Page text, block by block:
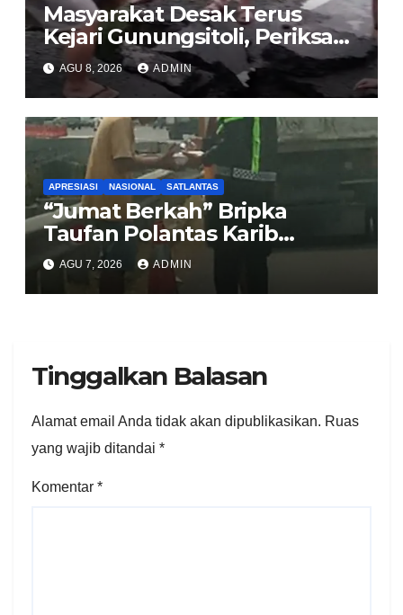
Masyarakat Desak Terus
Kejari Gunungsitoli, Periksa
dan Usut Tuntas Dugaan
Korupsi Proyek Jalan
Sirombu-Afulu (MYC) Senilai
Rp321 Miliar
AGU 8, 2026 ADMIN
APRESIASI NASIONAL SATLANTAS
“Jumat Berkah” Bripka
Taufan Polantas Karib
Bagikan Nasi Kotak untuk
Sopir Truk yang Mogok di KM
00 Pondok Aren
AGU 7, 2026 ADMIN
Tinggalkan Balasan
Alamat email Anda tidak akan dipublikasikan. Ruas
yang wajib ditandai *
Komentar *